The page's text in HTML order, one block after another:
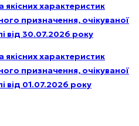
якісних характеристик
призначення, очікуваної
від 30.07.2026 року
якісних характеристик
призначення, очікуваної
від 01.07.2026 року